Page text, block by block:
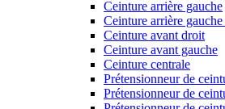
Ceinture arrière gauche
Ceinture arrière
Ceinture avant droit
Ceinture avant gauche
Ceinture centrale
Prétensionneur de
Prétensionneur de